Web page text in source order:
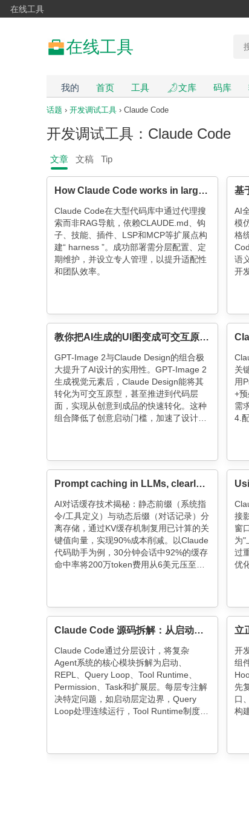
在线工具
在线工具
我的 首页 工具 文库 码库
话题 › 开发调试工具 › Claude Code
开发调试工具：Claude Code
文章 文稿 Tip
How Claude Code works in large codebases: Best practices and where to start
Claude Code在大型代码库中通过代理搜
索而非RAG导航，依赖CLAUDE.md、钩
子、技能、插件、LSP和MCP等扩展点构
建“ harness ”。成功部署需分层配置、定
期维护，并设立专人管理，以提升适配性
和团队效率。
AI
模
格
语
开
率
教你把AI生成的UI图变成可交互原型！GPT-Image-2加Claude Design顶级组合，设计师越级玩法来了
GPT-Image 2与Claude Design的组合极
大提升了AI设计的实用性。GPT-Image 2
生成视觉元素后，Claude Design能将其
转化为可交互原型，甚至推进到代码层
面，实现从创意到成品的快速转化。这种
组合降低了创意启动门槛，加速了设计流
关
用
+
需
4.
Prompt caching in LLMs, clearly explained
AI对话缓存技术揭秘：静态前缀（系统指
令/工具定义）与动态后缀（对话记录）分
离存储，通过KV缓存机制复用已计算的关
键值向量，实现90%成本削减。以Claude
代码助手为例，30分钟会话中92%的缓存
命中率将200万token费用从6美元压至
接
窗
为"
过
优
Claude Code 源码拆解：从启动到多 Agent 扩展层
Claude Code通过分层设计，将复杂
Agent系统的核心模块拆解为启动、
REPL、Query Loop、Tool Runtime、
Permission、Task和扩展层。每层专注解
决特定问题，如启动层定边界，Query
Loop处理连续运行，Tool Runtime制度化
开
组
先
口
构